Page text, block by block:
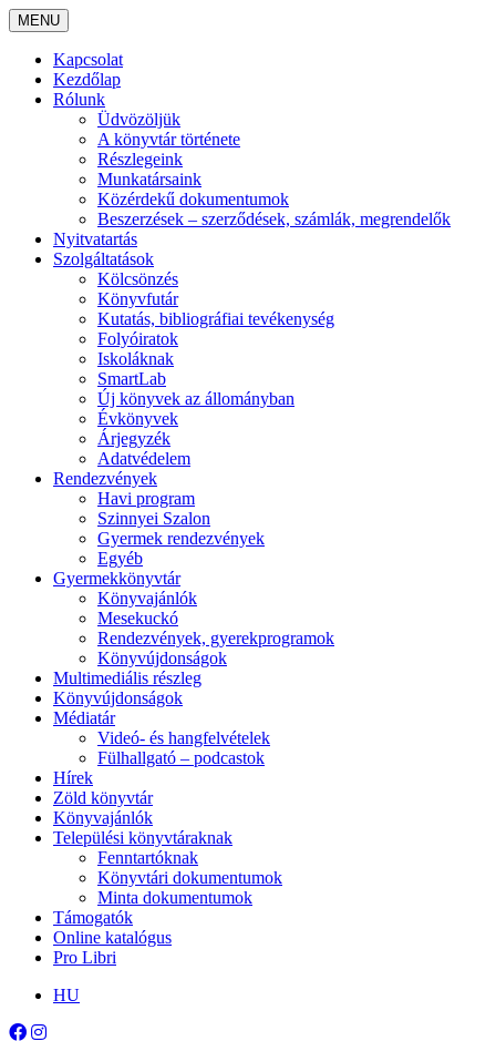
MENU
Kapcsolat
Kezdőlap
Rólunk
Üdvözöljük
A könyvtár története
Részlegeink
Munkatársaink
Közérdekű dokumentumok
Beszerzések – szerződések, számlák, megrendelők
Nyitvatartás
Szolgáltatások
Kölcsönzés
Könyvfutár
Kutatás, bibliográfiai tevékenység
Folyóiratok
Iskoláknak
SmartLab
Új könyvek az állományban
Évkönyvek
Árjegyzék
Adatvédelem
Rendezvények
Havi program
Szinnyei Szalon
Gyermek rendezvények
Egyéb
Gyermekkönyvtár
Könyvajánlók
Mesekuckó
Rendezvények, gyerekprogramok
Könyvújdonságok
Multimediális részleg
Könyvújdonságok
Médiatár
Videó- és hangfelvételek
Fülhallgató – podcastok
Hírek
Zöld könyvtár
Könyvajánlók
Települési könyvtáraknak
Fenntartóknak
Könyvtári dokumentumok
Minta dokumentumok
Támogatók
Online katalógus
Pro Libri
HU